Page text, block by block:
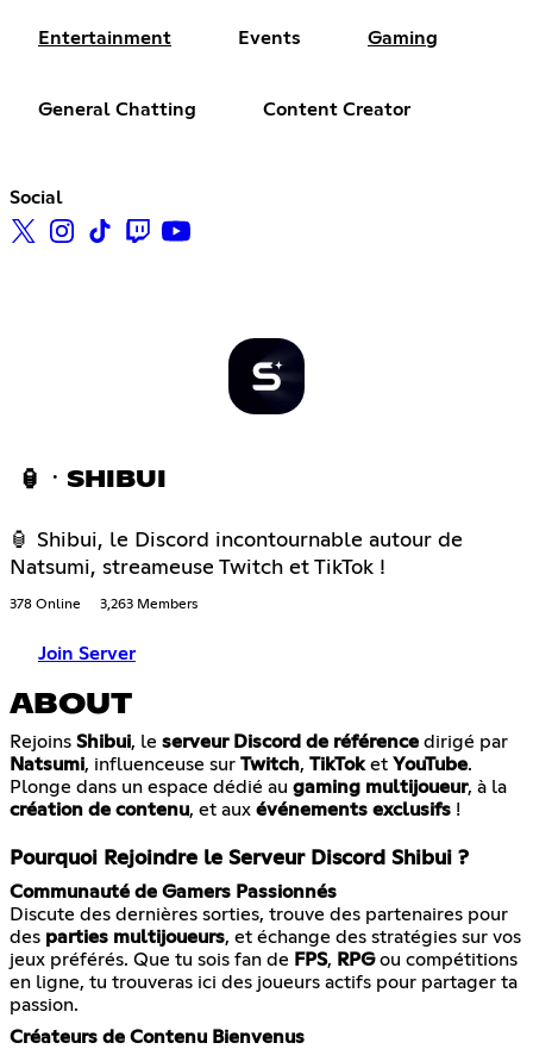
Entertainment Events Gaming
General Chatting Content Creator
Social
🏮ㆍSHIBUI
🏮 Shibui, le Discord incontournable autour de
Natsumi, streameuse Twitch et TikTok !
378 Online 3,263 Members
Join Server
ABOUT
Rejoins Shibui, le serveur Discord de référence dirigé par
Natsumi, influenceuse sur Twitch, TikToket YouTube.
Plonge dans un espace dédié au gaming multijoueur, à la
création de contenu, et aux événements exclusifs !
Pourquoi Rejoindre le Serveur Discord Shibui ?
Communauté de Gamers Passionnés
Discute des dernières sorties, trouve des partenaires pour
des parties multijoueurs, et échange des stratégies sur vos
jeux préférés. Que tu sois fan de FPS, RPGou compétitions
en ligne, tu trouveras ici des joueurs actifs pour partager ta
passion.
Créateurs de Contenu Bienvenus